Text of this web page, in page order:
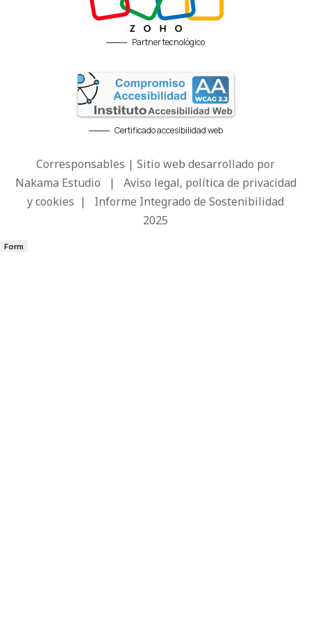
Partner tecnológico
Certificado accesibilidad web
Corresponsables | Sitio web desarrollado por
Nakama Estudio | Aviso legal, política de privacidad
y cookies | Informe Integrado de Sostenibilidad
2025
Form